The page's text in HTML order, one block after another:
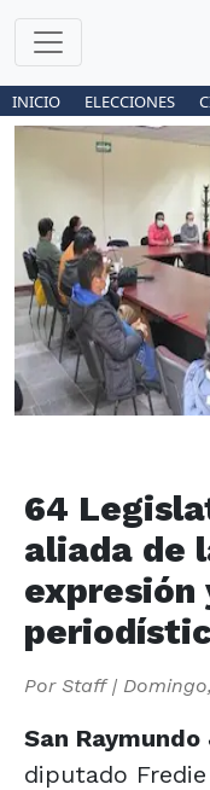
INICIO ELECCIONES
64
aliada de
expresión
Por Staff|
San
diputado